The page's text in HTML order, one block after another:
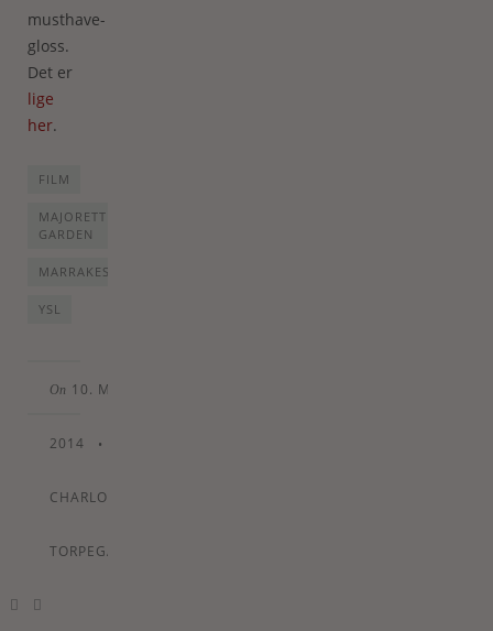
musthave-
gloss.
Det er
lige
her.
FILM
MAJORETTE
GARDEN
MARRAKESH
YSL
On 10. MARCH
2014 •
CHARLOTTE
TORPEGAARD